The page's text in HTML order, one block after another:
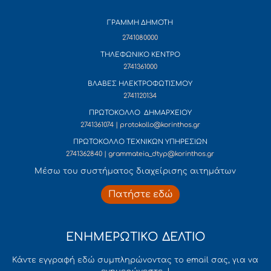
ΓΡΑΜΜΗ ΔΗΜΟΤΗ
2741080000
ΤΗΛΕΦΩΝΙΚΟ ΚΕΝΤΡΟ
2741361000
ΒΛΑΒΕΣ ΗΛΕΚΤΡΟΦΩΤΙΣΜΟΥ
2741120134
ΠΡΩΤΟΚΟΛΛΟ ΔΗΜΑΡΧΕΙΟΥ
2741361074 | protokollo@korinthos.gr
ΠΡΩΤΟΚΟΛΛΟ ΤΕΧΝΙΚΩΝ ΥΠΗΡΕΣΙΩΝ
2741362840 | grammateia_dtyp@korinthos.gr
Mέσω του συστήματος διαχείρισης αιτημάτων
Πατήστε εδώ
ΕΝΗΜΕΡΩΤΙΚΟ ΔΕΛΤΙΟ
Κάντε εγγραφή εδώ συμπληρώνοντας το email σας, για να